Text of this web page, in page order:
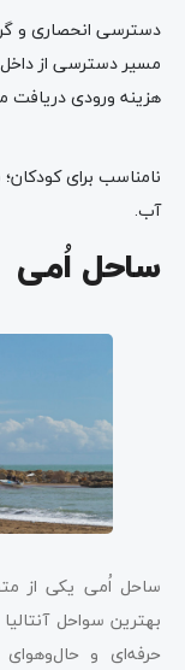
دسترسی انحصاری و
مسیر دسترسی از
هزینه ورودی دریافت
نامناسب برای
آب.
ساحل اُمی
ساحل اُمی یکی از
بهترین سواحل
حرفه‌ای و